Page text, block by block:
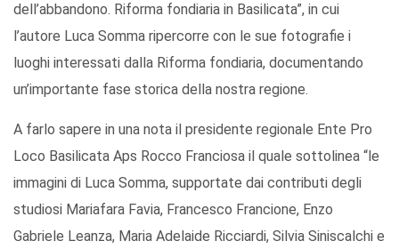
dell’abbandono. Riforma fondiaria in Basilicata”, in cui
l’autore Luca Somma ripercorre con le sue fotografie i
luoghi interessati dalla Riforma fondiaria, documentando
un’importante fase storica della nostra regione.
A farlo sapere in una nota il presidente regionale Ente Pro
Loco Basilicata Aps Rocco Franciosa il quale sottolinea “le
immagini di Luca Somma, supportate dai contributi degli
studiosi Mariafara Favia, Francesco Francione, Enzo
Gabriele Leanza, Maria Adelaide Ricciardi, Silvia Siniscalchi e